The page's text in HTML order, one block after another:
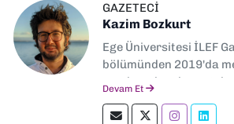
GAZETECI
Kazim Bozkurt
Ege Üniversitesi İLEF
bölümünden 2019'da
yerel ve ulusal
okumayı severim.
Devam Et